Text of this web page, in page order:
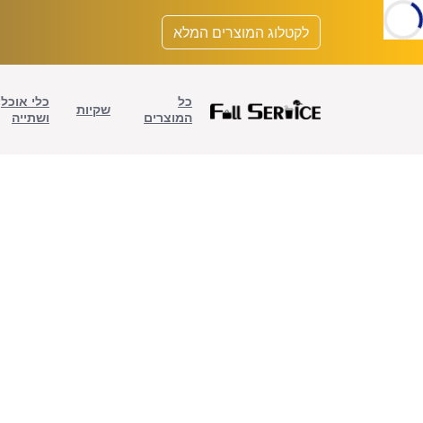
לתוכן
לקטלוג המוצרים המלא
כל
המוצרים
שקיות
כלי אוכל
ושתייה